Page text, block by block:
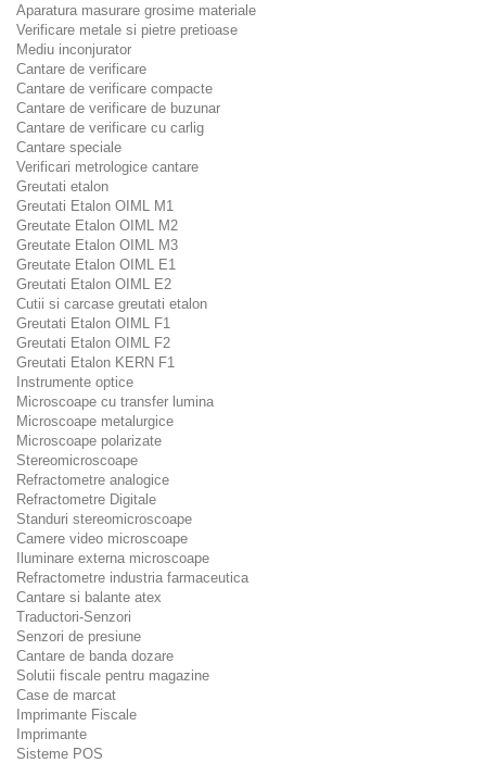
Aparatura masurare grosime materiale
Verificare metale si pietre pretioase
Mediu inconjurator
Cantare de verificare
Cantare de verificare compacte
Cantare de verificare de buzunar
Cantare de verificare cu carlig
Cantare speciale
Verificari metrologice cantare
Greutati etalon
Greutati Etalon OIML M1
Greutate Etalon OIML M2
Greutate Etalon OIML M3
Greutate Etalon OIML E1
Greutati Etalon OIML E2
Cutii si carcase greutati etalon
Greutati Etalon OIML F1
Greutati Etalon OIML F2
Greutati Etalon KERN F1
Instrumente optice
Microscoape cu transfer lumina
Microscoape metalurgice
Microscoape polarizate
Stereomicroscoape
Refractometre analogice
Refractometre Digitale
Standuri stereomicroscoape
Camere video microscoape
Iluminare externa microscoape
Refractometre industria farmaceutica
Cantare si balante atex
Traductori-Senzori
Senzori de presiune
Cantare de banda dozare
Solutii fiscale pentru magazine
Case de marcat
Imprimante Fiscale
Imprimante
Sisteme POS